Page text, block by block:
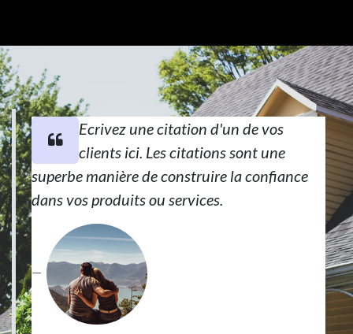
Ecrivez une citation d'un de vos
clients ici. Les citations sont une
superbe manière de construire la confiance
dans vos produits ou services.